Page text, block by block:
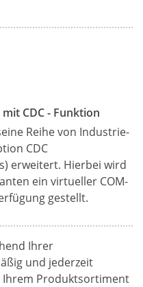
CDC - Funktion
Reihe von Industrie-
CDC
erweitert. Hierbei wird
ein virtueller COM-
gestellt.
Ihrer
und jederzeit
Produktsortiment